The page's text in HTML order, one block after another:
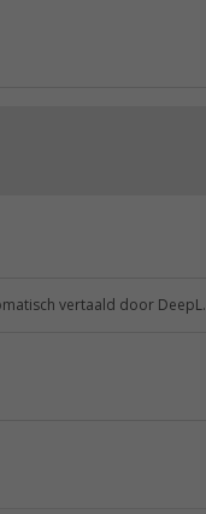
vertaald door DeepL.